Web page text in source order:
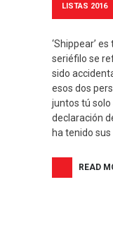
LISTAS 2016
‘Shippear’
seriéfilo se
sido
esos dos
juntos tú
declaración
ha tenido
READ